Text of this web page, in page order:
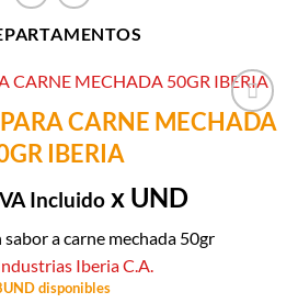
Añadir a
CARNE MECHADA
IBERIA
Incluidox UND
sabor a carne mechada 50gr
Iberia C.A.
disponibles